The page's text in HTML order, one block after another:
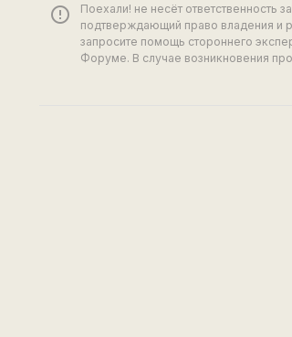
error_outline
Поехали! не несёт
подтверждающий право владения и
запросите помощь стороннего
Форуме. В случае возникновения